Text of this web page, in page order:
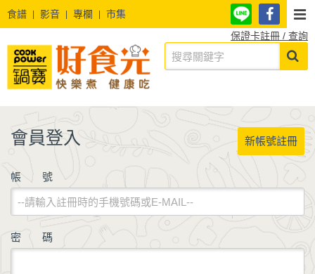
食譜 影音 專欄
市集
保證卡註冊 / 查詢
會員登入 新帳號註冊
帳 號
密 碼